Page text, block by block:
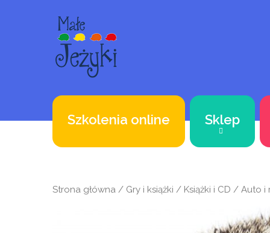
Szkolenia online Sklep
Strona główna / Gry i książki / Książki i CD / Auto i